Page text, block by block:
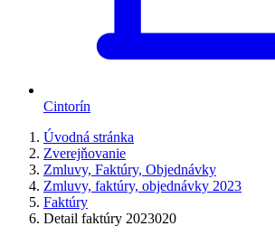
Cintorín
Úvodná stránka
Zverejňovanie
Zmluvy, Faktúry, Objednávky
Zmluvy, faktúry, objednávky 2023
Faktúry
Detail faktúry 2023020